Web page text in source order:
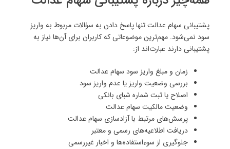
پشتیبانی سهام عدالت تنها پاسخ دادن به سؤالات مربوط به واریز
سود نمی‌شود. مهم‌ترین موضوعاتی که کاربران برای آن‌ها نیاز به
پشتیبانی دارند عبارت‌اند از:
زمان و مبلغ واریز سود سهام عدالت
بررسی وضعیت واریز یا عدم واریز سود
اصلاح یا ثبت شماره شبای بانکی
وضعیت مالکیت سهام عدالت
پرسش‌های مرتبط با آزادسازی سهام عدالت
دریافت اطلاعیه‌های رسمی و معتبر
جلوگیری از سوءاستفاده‌ها و اخبار غیررسمی